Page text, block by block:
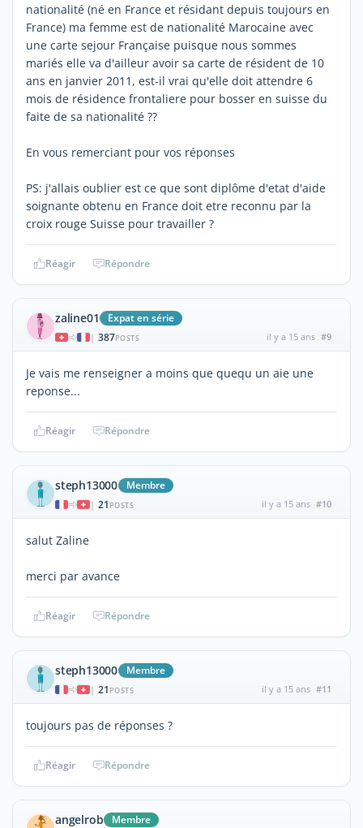
nationalité (né en France et résidant depuis toujours en
France) ma femme est de nationalité Marocaine avec
une carte sejour Française puisque nous sommes
mariés elle va d'ailleur avoir sa carte de résident de 10
ans en janvier 2011, est-il vrai qu'elle doit attendre 6
mois de résidence frontaliere pour bosser en suisse du
faite de sa nationalité ??
En vous remerciant pour vos réponses
PS: j'allais oublier est ce que sont diplôme d'etat d'aide
soignante obtenu en France doit etre reconnu par la
croix rouge Suisse pour travailler ?
Réagir Répondre
zaline01 Expat en série
| 387POSTS il y a 15 ans #9
Je vais me renseigner a moins que quequ un aie une
reponse...
Réagir Répondre
steph13000 Membre
| 21 POSTS il y a 15 ans #10
salut Zaline
merci par avance
Réagir Répondre
steph13000 Membre
| 21 POSTS il y a 15 ans #11
toujours pas de réponses ?
Réagir Répondre
angelrob Membre